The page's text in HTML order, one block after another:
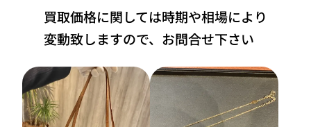
買取価格に関しては時期や相場により
変動致しますので、お問合せ下さい